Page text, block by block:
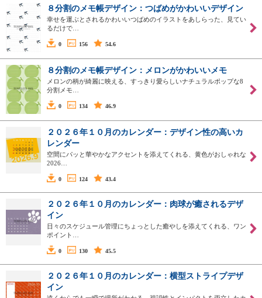
８分割のメモ帳デザイン：つばめがかわいいデザイン
幸せを運ぶとされるかわいいつばめのイラストをあしらった、見てい
るだけで…
0 156 54.6
８分割のメモ帳デザイン：メロンがかわいいメモ
メロンの柄が綺麗に映える、すっきり愛らしいナチュラルポップな8
分割メモ…
0 134 46.9
２０２６年１０月のカレンダー：デザイン性の高いカ
レンダー
空間にパッと華やかなアクセントを添えてくれる、黄色がおしゃれな
2026…
0 124 43.4
２０２６年１０月のカレンダー：肉球が癒されるデザ
イン
日々のスケジュール管理にちょっとした癒やしを添えてくれる、ワン
ポイント…
0 130 45.5
２０２６年１０月のカレンダー：横型ストライプデザ
イン